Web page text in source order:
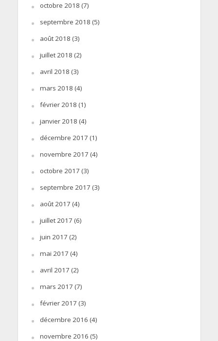
octobre 2018 (7)
septembre 2018 (5)
août 2018 (3)
juillet 2018 (2)
avril 2018 (3)
mars 2018 (4)
février 2018 (1)
janvier 2018 (4)
décembre 2017 (1)
novembre 2017 (4)
octobre 2017 (3)
septembre 2017 (3)
août 2017 (4)
juillet 2017 (6)
juin 2017 (2)
mai 2017 (4)
avril 2017 (2)
mars 2017 (7)
février 2017 (3)
décembre 2016 (4)
novembre 2016 (5)